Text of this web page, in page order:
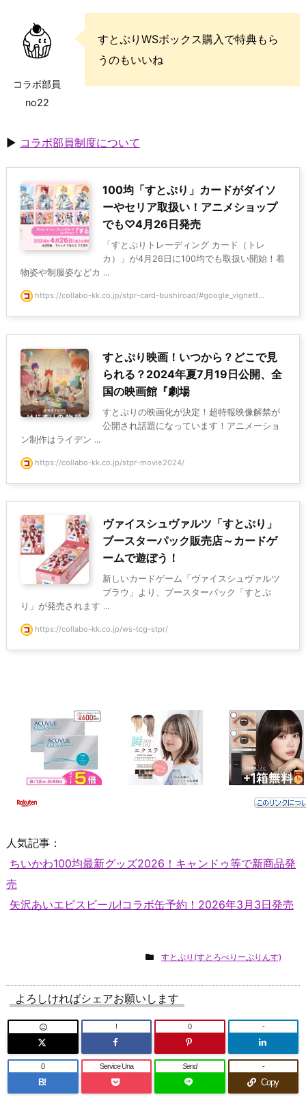
コラボ部員
no22
すとぷりWSボックス購入で特典もら
うのもいいね
▶ コラボ部員制度について
100均「すとぷり」カードがダイソ
ーやセリア取扱い！アニメショップ
でも♡4月26日発売
「すとぷりトレーディング カード（トレ
カ）」が4月26日に100均でも取扱い開始！着
物姿や制服姿などカ ...
https://collabo-kk.co.jp/stpr-card-bushiroad/#google_vignett...
すとぷり映画！いつから？どこで見
られる？2024年夏7月19日公開、全
国の映画館『劇場
すとぷりの映画化が決定！超特報映像解禁が
公開され話題になっています！アニメーショ
ン制作はライデン ...
https://collabo-kk.co.jp/stpr-movie2024/
ヴァイスシュヴァルツ「すとぷり」
ブースターパック販売店～カードゲ
ームで遊ぼう！
新しいカードゲーム「ヴァイスシュヴァルツ
ブラウ」より、ブースターパック「すとぷ
り」が発売されます ...
https://collabo-kk.co.jp/ws-tcg-stpr/
人気記事：
ちいかわ100均最新グッズ2026！キャンドゥ等で新商品発
売
矢沢あいエビスビール!コラボ缶予約！2026年3月3日発売
すとぷり(すとろべりーぷりんす)
よろしければシェアお願いします
! 0 -
B!
0 Service Una Send
Copy
-